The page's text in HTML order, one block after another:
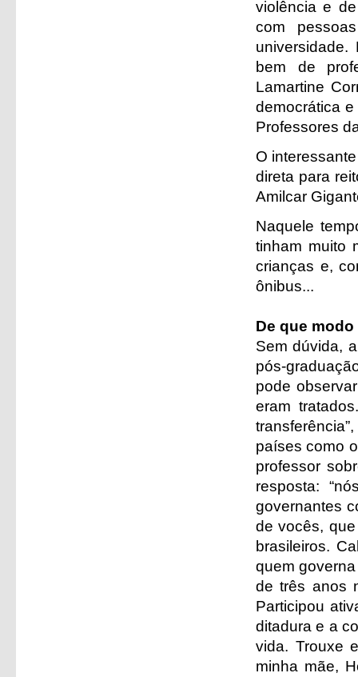
violência e
com
bem de
Lamartine
democrática
Professores
O
direta para
Amilcar
Naquele
tinham muito
crianças e,
ônibus...
De que
Sem dúvida,
pós-
pode
eram
países como
professor
resposta:
governantes
de vocês,
brasileiros.
quem
de três anos
Participou
ditadura e a
vida. Trouxe
minha mãe,